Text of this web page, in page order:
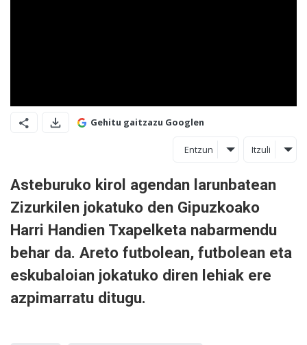
Gehitu gaitzazu Googlen
Entzun Itzuli
Asteburuko kirol agendan larunbatean
Zizurkilen jokatuko den Gipuzkoako
Harri Handien Txapelketa nabarmendu
behar da. Areto futbolean, futbolean eta
eskubaloian jokatuko diren lehiak ere
azpimarratu ditugu.